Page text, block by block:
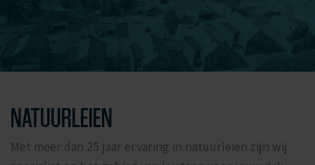
NATUURLEIEN
Met meer dan 25 jaar ervaring in natuurleien zijn wij